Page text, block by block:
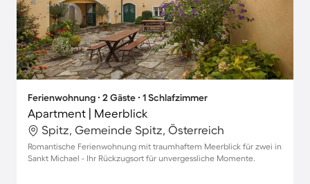
Ferienwohnung ∙ 2 Gäste ∙ 1 Schlafzimmer
Apartment | Meerblick
Spitz, Gemeinde Spitz, Österreich
Romantische Ferienwohnung mit traumhaftem Meerblick für zwei in
Sankt Michael - Ihr Rückzugsort für unvergessliche Momente.